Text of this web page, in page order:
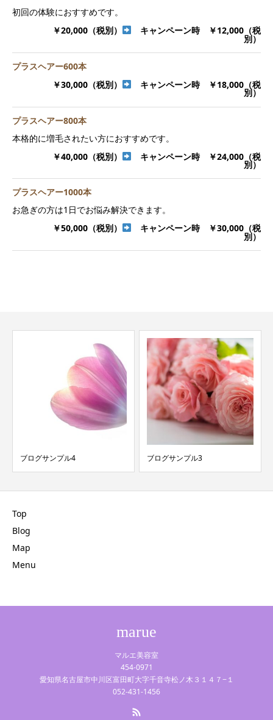
初回の体験におすすめです。
￥20,000（税別）
キャンペーン時 ￥12,000（税
別）
プラスヘアー600本
￥30,000（税別）
キャンペーン時 ￥18,000（税
別）
プラスヘアー800本
本格的に増毛されたい方におすすめです。
￥40,000（税別）
キャンペーン時 ￥24,000（税
別）
プラスヘアー1000本
お急ぎの方は1日でお悩み解決できます。
￥50,000（税別）
キャンペーン時 ￥30,000（税
別）
ブログサンプル4 ブログサンプル3
Top
Blog
Map
Menu
marue
マルエ美容室
454-0971
愛知県名古屋市中川区富田町大字千音寺松ノ木３１４７−１
052-431-1456